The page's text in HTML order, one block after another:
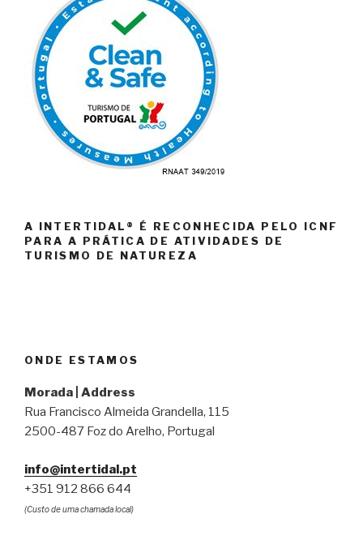
A INTERTIDAL® É RECONHECIDA PELO ICNF
PARA A PRÁTICA DE ATIVIDADES DE
TURISMO DE NATUREZA
ONDE ESTAMOS
Morada | Address
Rua Francisco Almeida Grandella, 115
2500-487 Foz do Arelho, Portugal
info@intertidal.pt
+351 912 866 644
(Custo de uma chamada local)